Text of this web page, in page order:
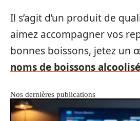
Il s’agit d’un produit de
aimez accompagner vos
bonnes boissons, jetez un
noms de boissons
Nos dernières publications